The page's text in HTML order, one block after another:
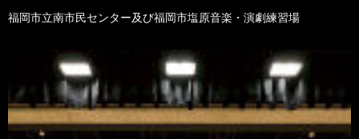
福岡市立南市民センター及び福岡市塩原音楽・演劇練習場